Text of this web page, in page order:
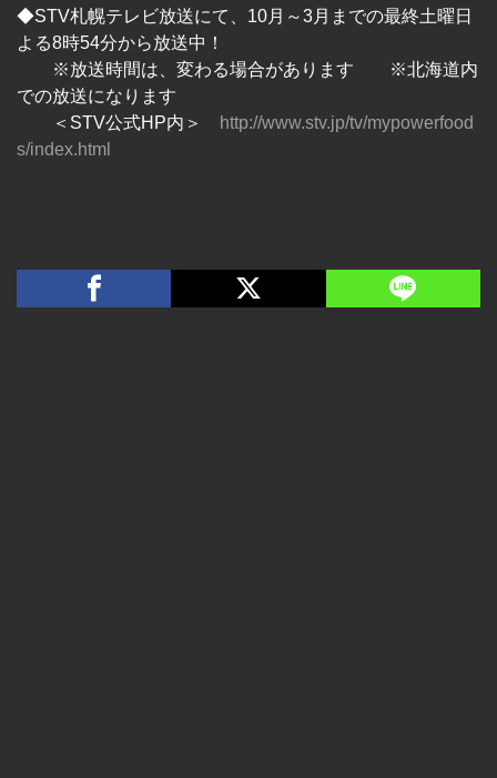
◆STV札幌テレビ放送にて、10月～3月までの最終土曜日
よる8時54分から放送中！
※放送時間は、変わる場合があります　　※北海道内
での放送になります
＜STV公式HP内＞
http://www.stv.jp/tv/mypowerfood
s/index.html